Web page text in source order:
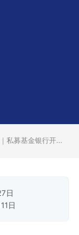
私募基金银行开...
日
日